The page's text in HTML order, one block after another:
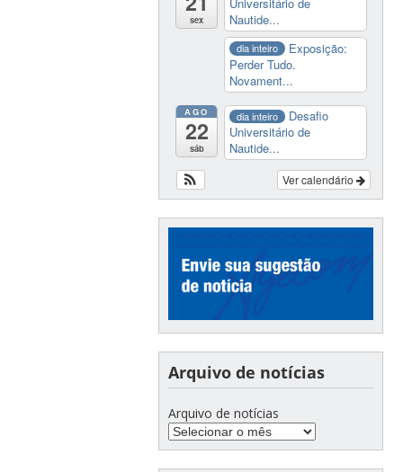
sex
Nautide...
dia inteiro
Exposição:
Perder Tudo.
Novament...
AGO
22
sáb
dia inteiro
Desafio
Universitário de
Nautide...
Ver calendário
Arquivo de notícias
Arquivo de notícias